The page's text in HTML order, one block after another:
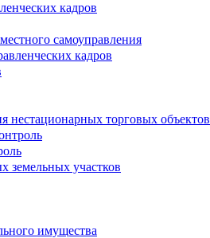
кадров
самоуправления
кадров
нестационарных торговых объектов
земельных участков
имущества